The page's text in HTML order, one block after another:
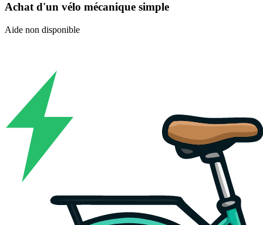
Achat d'un vélo mécanique simple
Aide non disponible